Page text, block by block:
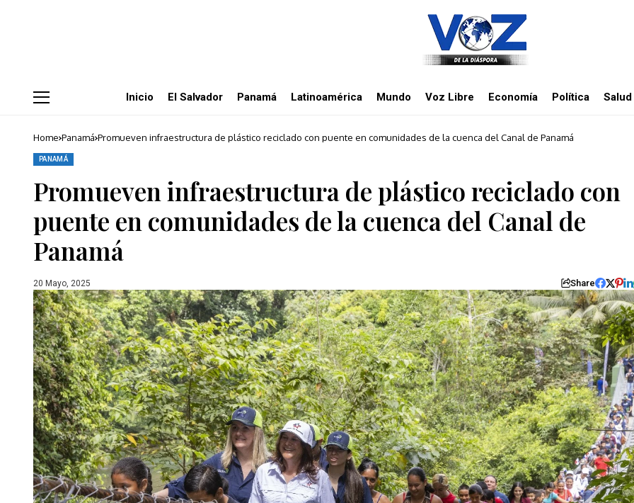
Inicio El Salvador Panamá Latinoamérica Mundo Voz Libre Economía Política Salud
Home Panamá Promueven infraestructura de plástico reciclado con puente en comunidades de la cuenca del Canal de Panamá
PANAMÁ
Promueven infraestructura de plástico reciclado con
puente en comunidades de la cuenca del Canal de
Panamá
20 Mayo, 2025 Share